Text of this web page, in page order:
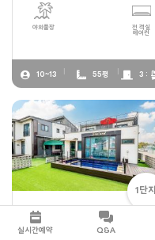
실시간예약 Q&A
야외풀장
전 객실
에어컨
10~13 55평 3 :
1단지
Pension Town
스카이랜드